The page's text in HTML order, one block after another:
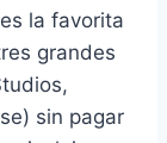
es la favorita
grandes
sin pagar